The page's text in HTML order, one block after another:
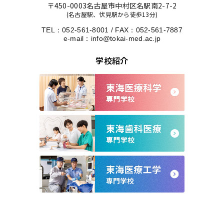
〒450-0003名古屋市中村区名駅南2-7-2
(名古屋駅、伏見駅から徒歩13分)
TEL：052-561-8001 / FAX：052-561-7887
e-mail： info@tokai-med.ac.jp
学校紹介